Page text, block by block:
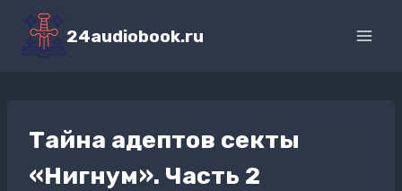
Перейти
содержимому
24audiobook.ru
Тайна адептов секты
«Нигнум». Часть 2